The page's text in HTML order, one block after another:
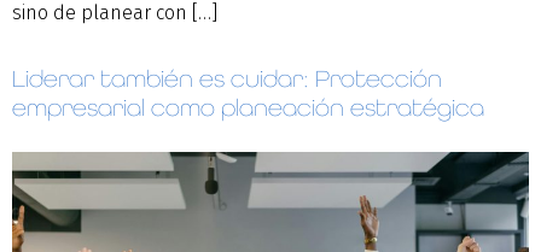
sino de planear con […]
Liderar también es cuidar: Protección
empresarial como planeación estratégica